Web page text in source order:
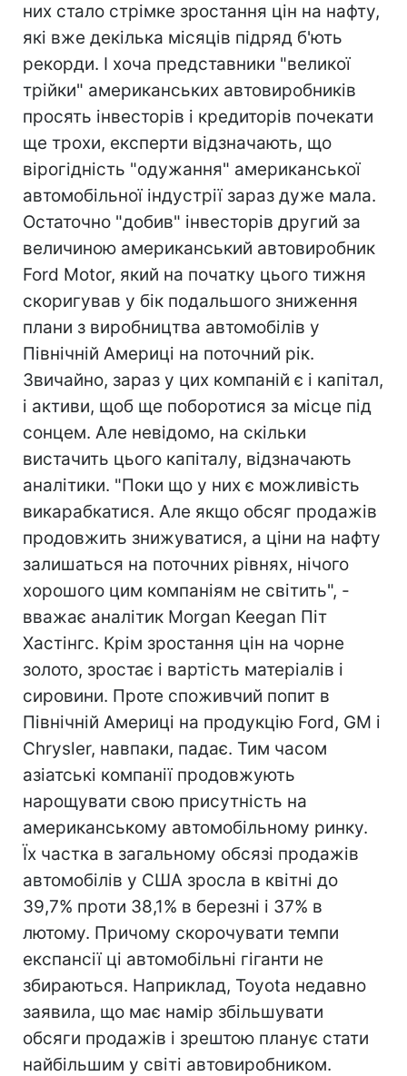
них стало стрімке зростання цін на нафту,
які вже декілька місяців підряд б'ють
рекорди. І хоча представники "великої
трійки" американських автовиробників
просять інвесторів і кредиторів почекати
ще трохи, експерти відзначають, що
вірогідність "одужання" американської
автомобільної індустрії зараз дуже мала.
Остаточно "добив" інвесторів другий за
величиною американський автовиробник
Ford Motor, який на початку цього тижня
скоригував у бік подальшого зниження
плани з виробництва автомобілів у
Північній Америці на поточний рік.
Звичайно, зараз у цих компаній є і капітал,
і активи, щоб ще поборотися за місце під
сонцем. Але невідомо, на скільки
вистачить цього капіталу, відзначають
аналітики. "Поки що у них є можливість
викарабкатися. Але якщо обсяг продажів
продовжить знижуватися, а ціни на нафту
залишаться на поточних рівнях, нічого
хорошого цим компаніям не світить", -
вважає аналітик Morgan Keegan Піт
Хастінгс. Крім зростання цін на чорне
золото, зростає і вартість матеріалів і
сировини. Проте споживчий попит в
Північній Америці на продукцію Ford, GM і
Chrysler, навпаки, падає. Тим часом
азіатські компанії продовжують
нарощувати свою присутність на
американському автомобільному ринку.
Їх частка в загальному обсязі продажів
автомобілів у США зросла в квітні до
39,7% проти 38,1% в березні і 37% в
лютому. Причому скорочувати темпи
експансії ці автомобільні гіганти не
збираються. Наприклад, Toyota недавно
заявила, що має намір збільшувати
обсяги продажів і зрештою планує стати
найбільшим у світі автовиробником.